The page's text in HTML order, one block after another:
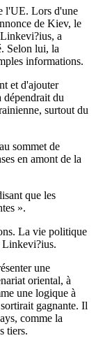
l'UE. Lors d'une
de Kiev, le
Linkevi?ius, a
Selon lui, la
informations.
et d'ajouter
dépendrait du
surtout du
sommet de
en amont de la
que les
».
La vie politique
Linkevi?ius.
une
oriental, à
une logique à
gagnante. Il
comme la
tiers.